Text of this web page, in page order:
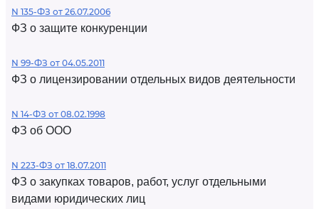
N 135-ФЗ от 26.07.2006
ФЗ о защите конкуренции
N 99-ФЗ от 04.05.2011
ФЗ о лицензировании отдельных видов деятельности
N 14-ФЗ от 08.02.1998
ФЗ об ООО
N 223-ФЗ от 18.07.2011
ФЗ о закупках товаров, работ, услуг отдельными
видами юридических лиц